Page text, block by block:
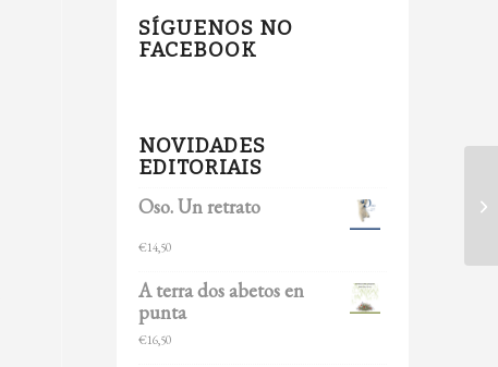
SÍGUENOS NO
FACEBOOK
NOVIDADES
EDITORIAIS
Oso. Un retrato
€14,50
A terra dos abetos en
punta
€16,50